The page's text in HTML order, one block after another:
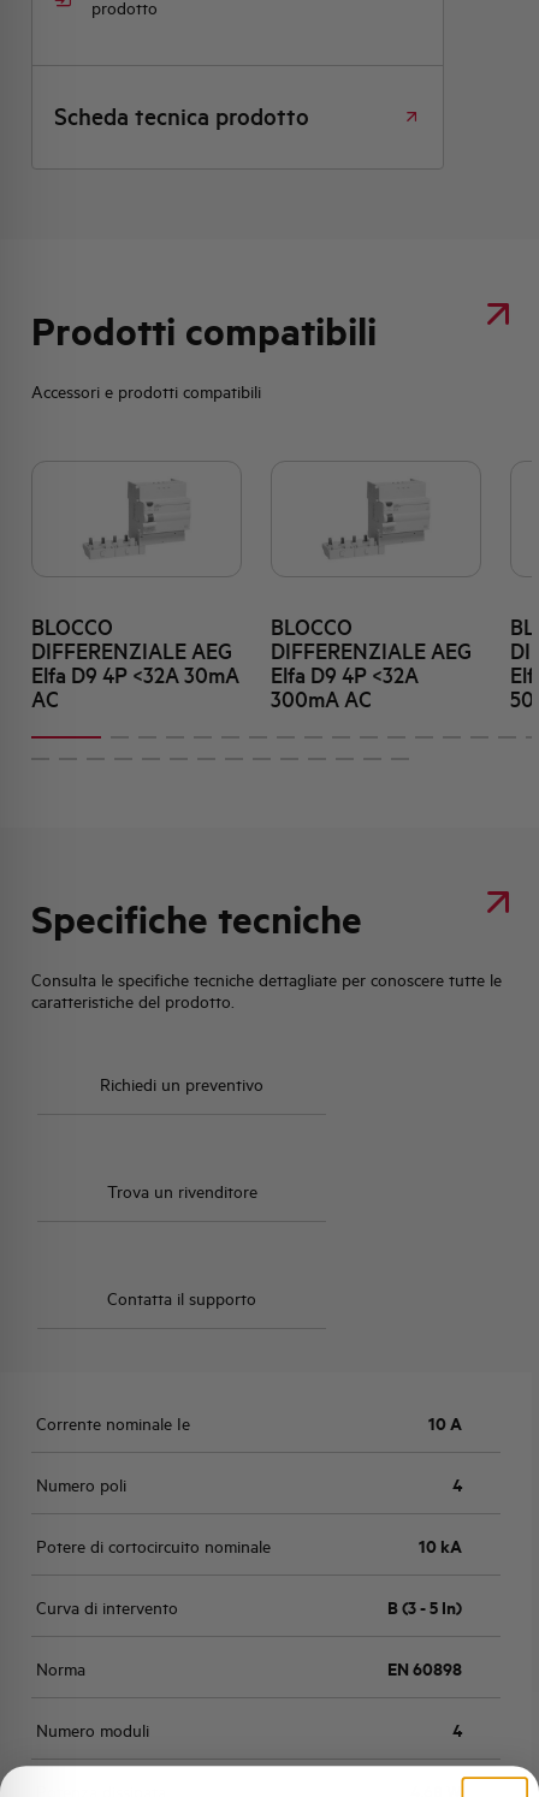
prodotto
Scheda tecnica prodotto
Prodotti compatibili
Accessori e prodotti compatibili
BLOCCO
DIFFERENZIALE AEG
Elfa D9 4P <32A 30mA
AC
BLOCCO
DIFFERENZIALE AEG
Elfa D9 4P <32A
300mA AC
Specifiche tecniche
Consulta le specifiche tecniche dettagliate per conoscere tutte le
caratteristiche del prodotto.
Richiedi un preventivo
Trova un rivenditore
Contatta il supporto
Corrente nominale Ie 10 A
Numero poli 4
Potere di cortocircuito nominale 10 kA
Curva di intervento B (3 - 5 In)
Norma EN 60898
Numero moduli 4